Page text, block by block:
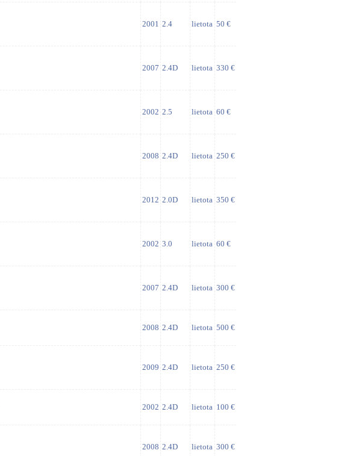
2001 2.4 lietota 50 €
2007 2.4D lietota 330 €
2002 2.5 lietota 60 €
2008 2.4D lietota 250 €
2012 2.0D lietota 350 €
2002 3.0 lietota 60 €
2007 2.4D lietota 300 €
2008 2.4D lietota 500 €
2009 2.4D lietota 250 €
2002 2.4D lietota 100 €
2008 2.4D lietota 300 €